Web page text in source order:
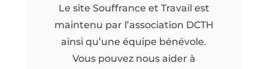
Le site Souffrance et Travail est
maintenu par l’association DCTH
ainsi qu’une équipe bénévole.
Vous pouvez nous aider à